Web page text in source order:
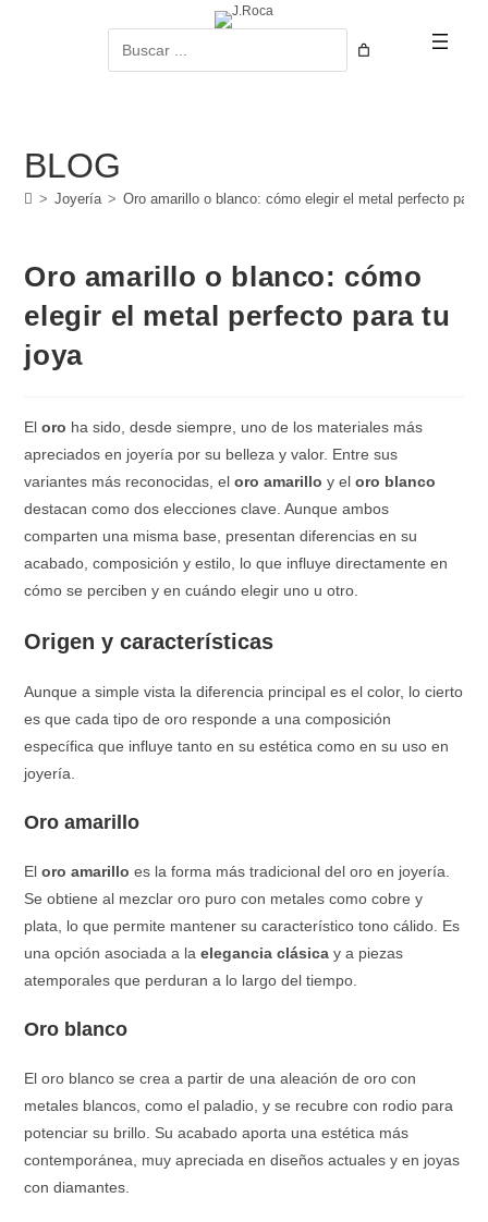
BLOG
> Joyería > Oro amarillo o blanco: cómo elegir el metal perfecto para
Oro amarillo o blanco: cómo
elegir el metal perfecto para tu
joya
Eloro ha sido, desde siempre, uno de los materiales más
apreciados en joyería por su belleza y valor. Entre sus
variantes más reconocidas, eloro amarilloy eloro blanco
destacan como dos elecciones clave. Aunque ambos
comparten una misma base, presentan diferencias en su
acabado, composición y estilo, lo que influye directamente en
cómo se perciben y en cuándo elegir uno u otro.
Origen y características
Aunque a simple vista la diferencia principal es el color, lo cierto
es que cada tipo de oro responde a una composición
específica que influye tanto en su estética como en su uso en
joyería.
Oro amarillo
Eloro amarillo es la forma más tradicional del oro en joyería.
Se obtiene al mezclar oro puro con metales como cobre y
plata, lo que permite mantener su característico tono cálido. Es
una opción asociada a laelegancia clásicay a piezas
atemporales que perduran a lo largo del tiempo.
Oro blanco
El oro blanco se crea a partir de una aleación de oro con
metales blancos, como el paladio, y se recubre con rodio para
potenciar su brillo. Su acabado aporta una estética más
contemporánea, muy apreciada en diseños actuales y en joyas
con diamantes.